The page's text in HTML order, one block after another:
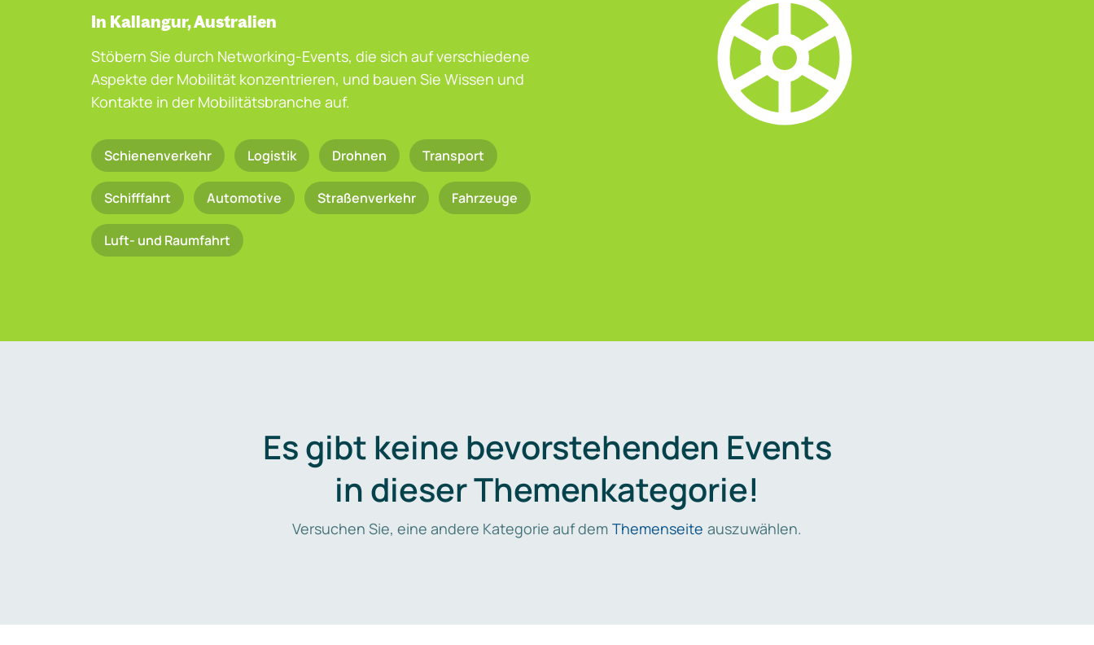
In Kallangur, Australien
Stöbern Sie durch Networking-Events, die sich auf verschiedene
Aspekte der Mobilität konzentrieren, und bauen Sie Wissen und
Kontakte in der Mobilitätsbranche auf.
Schienenverkehr Logistik Drohnen Transport
Schifffahrt Automotive Straßenverkehr Fahrzeuge
Luft- und Raumfahrt
Es gibt keine bevorstehenden Events
in dieser Themenkategorie!
Versuchen Sie, eine andere Kategorie auf dem Themenseite auszuwählen.